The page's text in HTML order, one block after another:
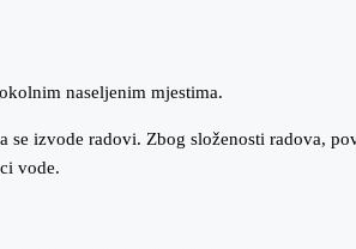
naseljenim mjestima.
izvode radovi. Zbog složenosti radova,
vode.